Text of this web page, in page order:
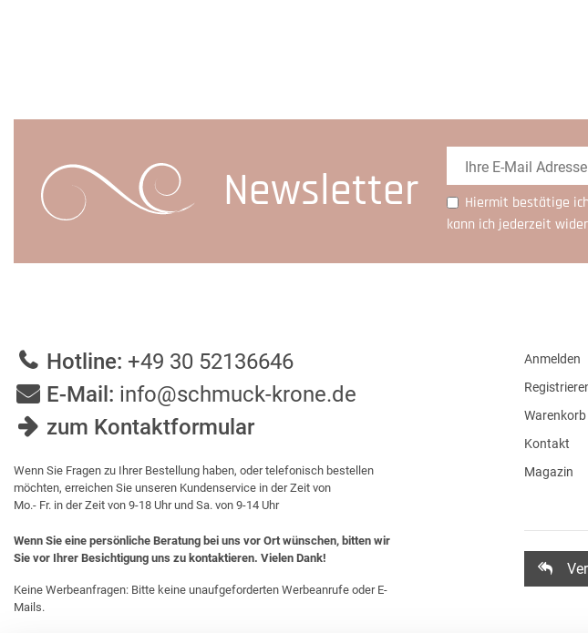
Newsletter Hiermit bestätige
kann ich jederzeit
Hotline: +49 30 52136646
E-Mail: info@schmuck-krone.de
zum Kontaktformular
Wenn Sie Fragen zu Ihrer Bestellung haben, oder telefonisch bestellen
möchten, erreichen Sie unseren Kundenservice in der Zeit von
Mo.- Fr. in der Zeit von 9-18 Uhr und Sa. von 9-14 Uhr
Wenn Sie eine persönliche Beratung bei uns vor Ort wünschen, bitten wir
Sie vor Ihrer Besichtigung uns zu kontaktieren. Vielen Dank!
Keine Werbeanfragen: Bitte keine unaufgeforderten Werbeanrufe oder E-
Mails.
Anmelden
Warenkorb
Kontakt
Magazin